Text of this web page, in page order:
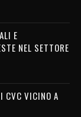
E
NEL SETTORE
CVC VICINO A